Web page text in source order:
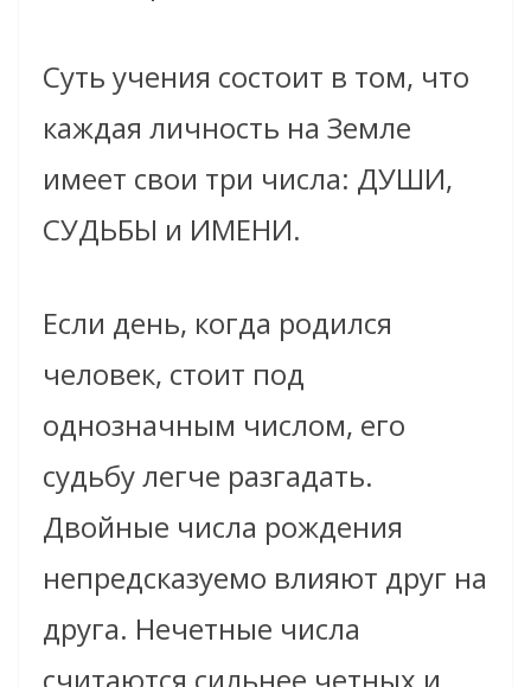
Суть учения состоит в том, что
каждая личность на Земле
имеет свои три числа: ДУШИ,
СУДЬБЫ и ИМЕНИ.
Если день, когда родился
человек, стоит под
однозначным числом, его
судьбу легче разгадать.
Двойные числа рождения
непредсказуемо влияют друг на
друга. Нечетные числа